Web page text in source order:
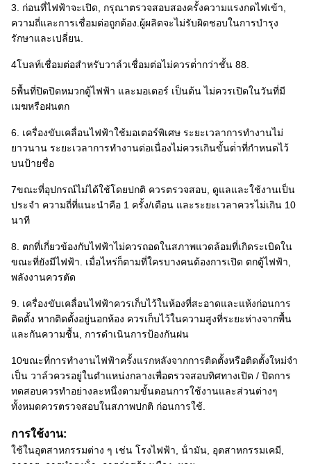
3. ก่อนที่ไฟฟ้าจะเปิด, กรุณาตรวจสอบสองครั้งความแรงกดไฟเข้า,
ความถี่และการเชื่อมต่อถูกต้อง.ผู้ผลิตจะไม่รับผิดชอบในการบํารุง
รักษาและเปลี่ยน.
4โบลท์เชื่อมต่อสําหรับวาล์วเชื่อมต่อไม่ควรต่ํากว่าชั้น 88.
5พื้นที่ปิดปิดหมวกตู้ไฟฟ้า และมอเตอร์ เป็นต้น ไม่ควรเปิดในวันที่มี
เมฆหรือฝนตก
6. เครื่องขับเคลื่อนไฟฟ้าใช้มอเตอร์พิเศษ ระยะเวลาการทํางานไม่
ยาวนาน ระยะเวลาการทํางานต่อเนื่องไม่ควรเกินขั้นต่ําที่กําหนดไว้
บนป้ายชื่อ
7ขณะที่อุปกรณ์ไม่ได้ใช้โดยปกติ ควรตรวจสอบ, ดูแลและใช้งานเป็น
ประจํา ความถี่ที่แนะนําคือ 1 ครั้ง/เดือน และระยะเวลาควรไม่เกิน 10
นาที
8. ตกที่เกี่ยวข้องกับไฟฟ้าไม่ควรถอดในสภาพแวดล้อมที่เกิดระเบิดใน
ขณะที่ยังมีไฟฟ้า. เมื่อไหร่ก็ตามที่ใครบางคนต้องการเปิด ตกตู้ไฟฟ้า,
พลังงานควรตัด
9. เครื่องขับเคลื่อนไฟฟ้าควรเก็บไว้ในห้องที่สะอาดและแห้งก่อนการ
ติดตั้ง หากติดตั้งอยู่นอกห้อง ควรเก็บไว้ในความสูงที่ระยะห่างจากพื้น
และกันความชื้น, การดําเนินการป้องกันฝน
10ขณะที่การทํางานไฟฟ้าครั้งแรกหลังจากการติดตั้งหรือติดตั้งใหม่จํา
เป็น วาล์วควรอยู่ในตําแหน่งกลางเพื่อตรวจสอบทิศทางเปิด / ปิดการ
ทดสอบควรทําอย่างละหนึ่งตามขั้นตอนการใช้งานและส่วนต่างๆ
ทั้งหมดควรตรวจสอบในสภาพปกติ ก่อนการใช้.
การใช้งาน:
ใช้ในอุตสาหกรรมต่าง ๆ เช่น โรงไฟฟ้า, น้ํามัน, อุตสาหกรรมเคมี,